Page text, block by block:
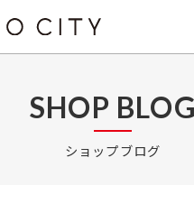
SHOP BLOG
ショップブログ